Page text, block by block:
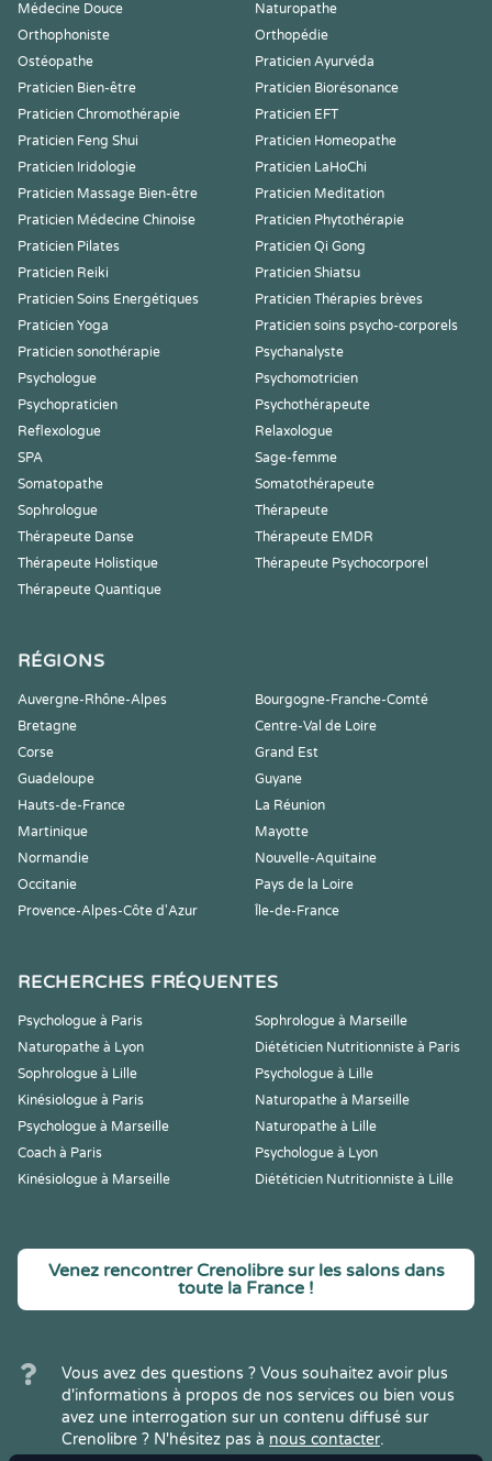
Médecine Douce
Naturopathe
Orthophoniste
Orthopédie
Ostéopathe
Praticien Ayurvéda
Praticien Bien-être
Praticien Biorésonance
Praticien Chromothérapie
Praticien EFT
Praticien Feng Shui
Praticien Homeopathe
Praticien Iridologie
Praticien LaHoChi
Praticien Massage Bien-être
Praticien Meditation
Praticien Médecine Chinoise
Praticien Phytothérapie
Praticien Pilates
Praticien Qi Gong
Praticien Reiki
Praticien Shiatsu
Praticien Soins Energétiques
Praticien Thérapies brèves
Praticien Yoga
Praticien soins psycho-corporels
Praticien sonothérapie
Psychanalyste
Psychologue
Psychomotricien
Psychopraticien
Psychothérapeute
Reflexologue
Relaxologue
SPA
Sage-femme
Somatopathe
Somatothérapeute
Sophrologue
Thérapeute
Thérapeute Danse
Thérapeute EMDR
Thérapeute Holistique
Thérapeute Psychocorporel
Thérapeute Quantique
RÉGIONS
Auvergne-Rhône-Alpes
Bourgogne-Franche-Comté
Bretagne
Centre-Val de Loire
Corse
Grand Est
Guadeloupe
Guyane
Hauts-de-France
La Réunion
Martinique
Mayotte
Normandie
Nouvelle-Aquitaine
Occitanie
Pays de la Loire
Provence-Alpes-Côte d'Azur
Île-de-France
RECHERCHES FRÉQUENTES
Psychologue à Paris
Sophrologue à Marseille
Naturopathe à Lyon
Diététicien Nutritionniste à Paris
Sophrologue à Lille
Psychologue à Lille
Kinésiologue à Paris
Naturopathe à Marseille
Psychologue à Marseille
Naturopathe à Lille
Coach à Paris
Psychologue à Lyon
Kinésiologue à Marseille
Diététicien Nutritionniste à Lille
Venez rencontrer Crenolibre sur les salons dans
toute la France !
Vous avez des questions ? Vous souhaitez avoir plus
d'informations à propos de nos services ou bien vous
avez une interrogation sur un contenu diffusé sur
Crenolibre ? N'hésitez pas à nous contacter.